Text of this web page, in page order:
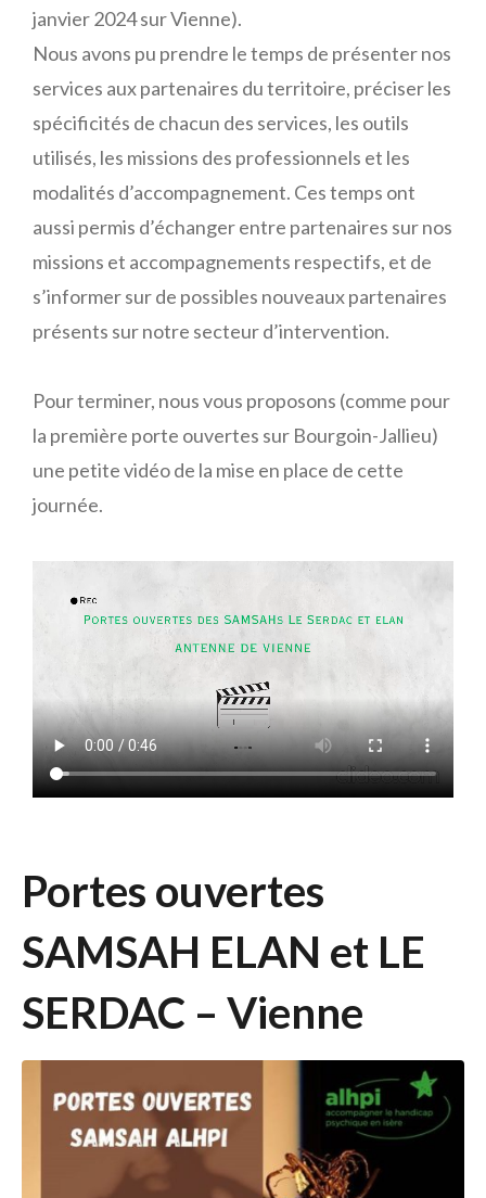
janvier 2024 sur Vienne).
Nous avons pu prendre le temps de présenter nos
services aux partenaires du territoire, préciser les
spécificités de chacun des services, les outils
utilisés, les missions des professionnels et les
modalités d’accompagnement. Ces temps ont
aussi permis d’échanger entre partenaires sur nos
missions et accompagnements respectifs, et de
s’informer sur de possibles nouveaux partenaires
présents sur notre secteur d’intervention.
Pour terminer, nous vous proposons (comme pour
la première porte ouvertes sur Bourgoin-Jallieu)
une petite vidéo de la mise en place de cette
journée.
Portes ouvertes
SAMSAH ELAN et LE
SERDAC – Vienne